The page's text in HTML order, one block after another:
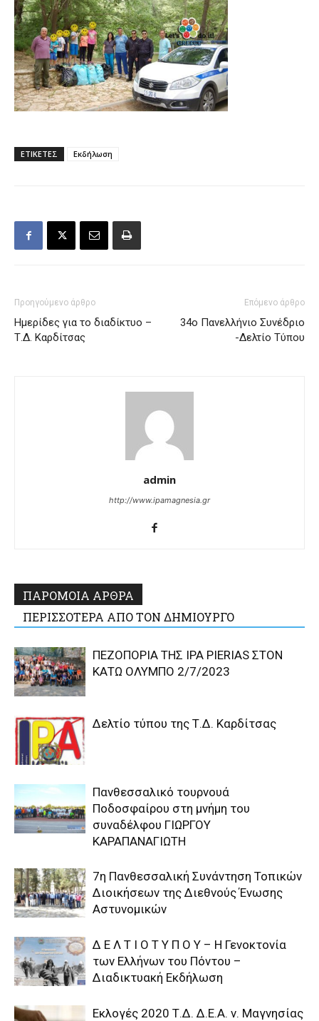
ΕΤΙΚΕΤΕΣ Εκδήλωση
Προηγούμενο άρθρο
Ημερίδες για το διαδίκτυο –
Τ.Δ. Καρδίτσας
Επόμενο άρθρο
34ο Πανελλήνιο Συνέδριο
-Δελτίο Τύπου
admin
http://www.ipamagnesia.gr
ΠΑΡΟΜΟΙΑ ΑΡΘΡΑ
ΠΕΡΙΣΣΟΤΕΡΑ ΑΠΟ ΤΟΝ ΔΗΜΙΟΥΡΓΟ
ΠΕΖΟΠΟΡΙΑ ΤΗΣ IPA PIERIAS ΣΤΟΝ
ΚΑΤΩ ΟΛΥΜΠΟ 2/7/2023
Δελτίο τύπου της Τ.Δ. Καρδίτσας
Πανθεσσαλικό τουρνουά
Ποδοσφαίρου στη μνήμη του
συναδέλφου ΓΙΩΡΓΟΥ
ΚΑΡΑΠΑΝΑΓΙΩΤΗ
7η Πανθεσσαλική Συνάντηση Τοπικών
Διοικήσεων της Διεθνούς Ένωσης
Αστυνομικών
Δ Ε Λ Τ Ι Ο Τ Υ Π Ο Υ – Η Γενοκτονία
των Ελλήνων του Πόντου –
Διαδικτυακή Εκδήλωση
Εκλογές 2020 Τ.Δ. Δ.Ε.Α. ν. Μαγνησίας